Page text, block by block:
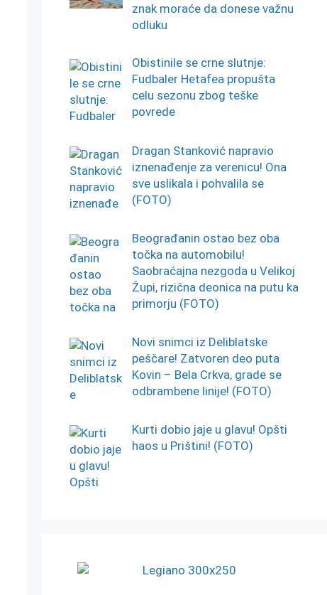
znak moraće da donese važnu
odluku
Obistinile se crne slutnje:
Fudbaler Hetafea propušta
celu sezonu zbog teške
povrede
Dragan Stanković napravio
iznenađenje za verenicu! Ona
sve uslikala i pohvalila se
(FOTO)
Beograđanin ostao bez oba
točka na automobilu!
Saobraćajna nezgoda u Velikoj
Župi, rizična deonica na putu ka
primorju (FOTO)
Novi snimci iz Deliblatske
peščare! Zatvoren deo puta
Kovin – Bela Crkva, grade se
odbrambene linije! (FOTO)
Kurti dobio jaje u glavu! Opšti
haos u Prištini! (FOTO)